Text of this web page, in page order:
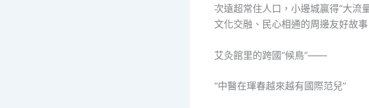
次遠超常住人口，小邊城贏得“大流
文化交融、民心相通的周邊友好故事
艾灸館里的跨國“候鳥”——
“中醫在琿春越來越有國際范兒”